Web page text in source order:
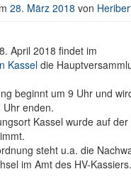
28. März 2018 von
April 2018 findet im
Kassel die
beginnt um 9 Uhr und
Uhr enden.
Kassel wurde auf der
steht u.a. die
im Amt des HV-Kassiers.